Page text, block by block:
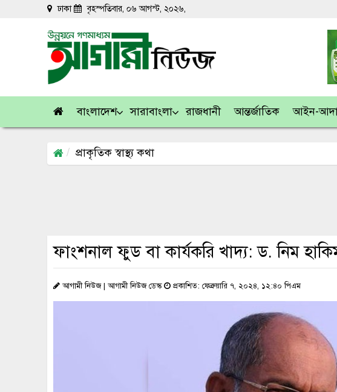
ঢাকা বৃহস্পতিবার, ০৬ আগস্ট, ২০২৬,
বাংলাদেশ সারাবাংলা রাজধানী আন্তর্জাতিক আইন-
প্রাকৃতিক স্বাস্থ্য কথা
ফাংশনাল ফুড বা কার্যকরি খাদ্য: ড. নিম
আগামী নিউজ | আগামী নিউজ ডেস্ক প্রকাশিত: ফেব্রুয়ারি ৭, ২০২৪, ১২:৪০ পিএম